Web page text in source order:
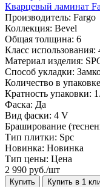
Кварцевый ламинат
Производитель: Fargo
Коллекция: Bevel
Общая толщина: 6
Класс использования:
Материал изделия:
Способ укладки:
Количество в
Кратность упаковки:
Фаска: Да
Вид фаски: 4 V
Браширование
Тип плитки: Spc
Новинка: Новинка
Тип цены: Цена
2 990 руб./шт
Купить Купить в 1